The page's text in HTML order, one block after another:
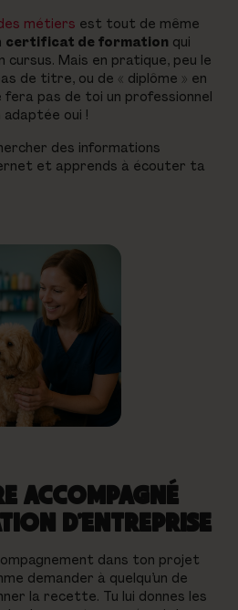
métiers est tout de même
certificat de formation qui
cursus. Mais en pratique, peu le
de titre, ou de « diplôme » en
fera pas de toi un professionnel
oui !
des informations
et apprends à écouter ta
ACCOMPAGNÉ
D’ENTREPRISE
dans ton projet
demander à quelqu’un de
la recette. Tu lui donnes les